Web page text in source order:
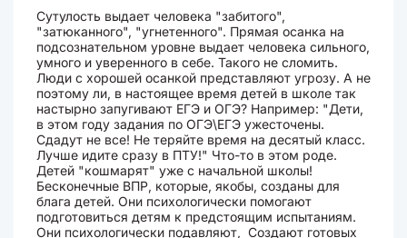
Сутулость выдает человека "забитого",
"затюканного", "угнетенного". Прямая осанка на
подсознательном уровне выдает человека сильного,
умного и уверенного в себе. Такого не сломить.
Люди с хорошей осанкой представляют угрозу. А не
поэтому ли, в настоящее время детей в школе так
настырно запугивают ЕГЭ и ОГЭ? Например: "Дети,
в этом году задания по ОГЭ\ЕГЭ ужесточены.
Сдадут не все! Не теряйте время на десятый класс.
Лучше идите сразу в ПТУ!" Что-то в этом роде.
Детей "кошмарят" уже с начальной школы!
Бесконечные ВПР, которые, якобы, созданы для
блага детей. Они психологически помогают
подготовиться детям к предстоящим испытаниям.
Они психологически подавляют, Создают готовых